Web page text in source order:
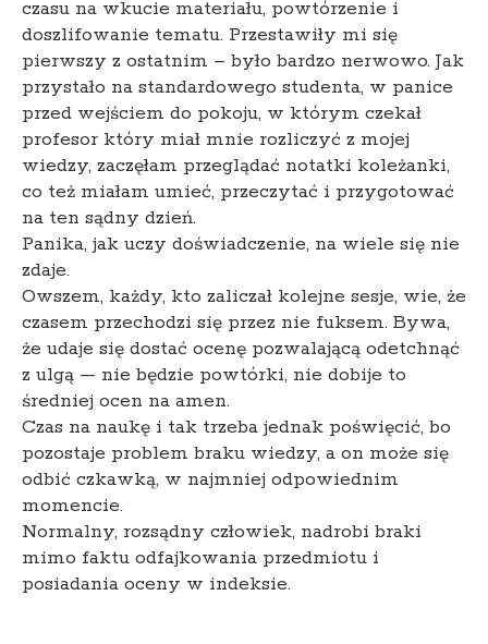
czasu na wkucie materiału, powtórzenie i
doszlifowanie tematu. Przestawiły mi się
pierwszy z ostatnim – było bardzo nerwowo. Jak
przystało na standardowego studenta, w panice
przed wejściem do pokoju, w którym czekał
profesor który miał mnie rozliczyć z mojej
wiedzy, zaczęłam przeglądać notatki koleżanki,
co też miałam umieć, przeczytać i przygotować
na ten sądny dzień.
Panika, jak uczy doświadczenie, na wiele się nie
zdaje.
Owszem, każdy, kto zaliczał kolejne sesje, wie, że
czasem przechodzi się przez nie fuksem. Bywa,
że udaje się dostać ocenę pozwalającą odetchnąć
z ulgą — nie będzie powtórki, nie dobije to
średniej ocen na amen.
Czas na naukę i tak trzeba jednak poświęcić, bo
pozostaje problem braku wiedzy, a on może się
odbić czkawką, w najmniej odpowiednim
momencie.
Normalny, rozsądny człowiek, nadrobi braki
mimo faktu odfajkowania przedmiotu i
posiadania oceny w indeksie.